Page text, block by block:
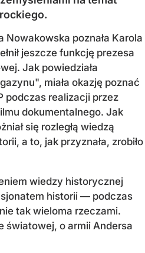
Nowakowska poznała Karola
jeszcze funkcję prezesa
Jak powiedziała
miała okazję poznać
podczas realizacji przez
dokumentalnego. Jak
się rozległą wiedzą
a to, jak przyznała, zrobiło
wiedzy historycznej
historii — podczas
tak wieloma rzeczami.
światowej, o armii Andersa